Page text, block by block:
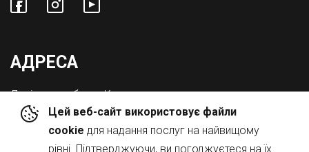
Цей веб-сайт використовує файли
cookie для надання послуг на найвищому
рівні. Підтверджуючи, ви погоджуєтеся на їх
АДРЕСА
Львівська обл., с. Конопниця,
Вул. Городоцька 8а